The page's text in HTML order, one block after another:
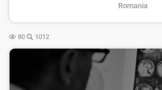
Romania
80 1012